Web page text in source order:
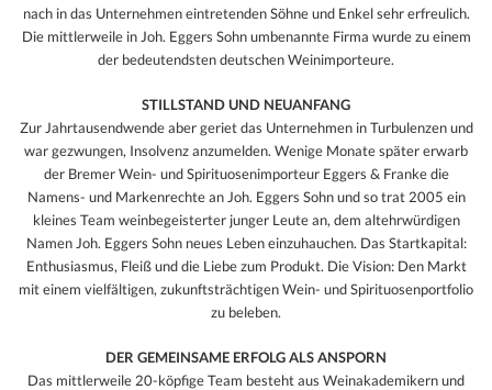
nach in das Unternehmen eintretenden Söhne und Enkel sehr erfreulich.
Die mittlerweile in Joh. Eggers Sohn umbenannte Firma wurde zu einem
der bedeutendsten deutschen Weinimporteure.
STILLSTAND UND NEUANFANG
Zur Jahrtausendwende aber geriet das Unternehmen in Turbulenzen und
war gezwungen, Insolvenz anzumelden. Wenige Monate später erwarb
der Bremer Wein- und Spirituosenimporteur Eggers & Franke die
Namens- und Markenrechte an Joh. Eggers Sohn und so trat 2005 ein
kleines Team weinbegeisterter junger Leute an, dem altehrwürdigen
Namen Joh. Eggers Sohn neues Leben einzuhauchen. Das Startkapital:
Enthusiasmus, Fleiß und die Liebe zum Produkt. Die Vision: Den Markt
mit einem vielfältigen, zukunftsträchtigen Wein- und Spirituosenportfolio
zu beleben.
DER GEMEINSAME ERFOLG ALS ANSPORN
Das mittlerweile 20-köpfige Team besteht aus Weinakademikern und